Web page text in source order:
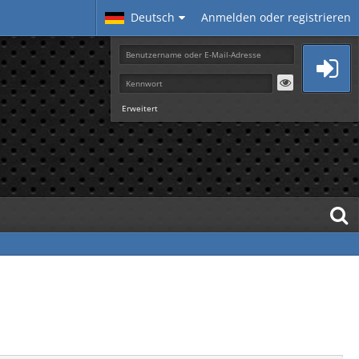
Deutsch Anmelden oder registrieren
Erweitert